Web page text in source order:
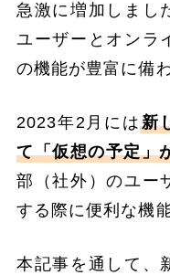
急激に増加しまし
ユーザーとオンラ
の機能が豊富に備
2023年2月には新
て「仮想の予定」
部（社外）のユー
する際に便利な機
本記事を通して、